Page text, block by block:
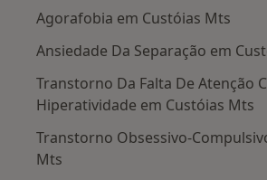
Agorafobia em Custóias Mts
Ansiedade Da Separação em
Transtorno Da Falta De Atenção
Hiperatividade em Custóias Mts
Transtorno Obsessivo-
Mts